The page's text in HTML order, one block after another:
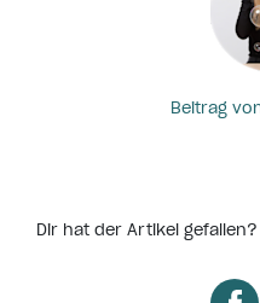
Beitrag
Dir hat der Artikel